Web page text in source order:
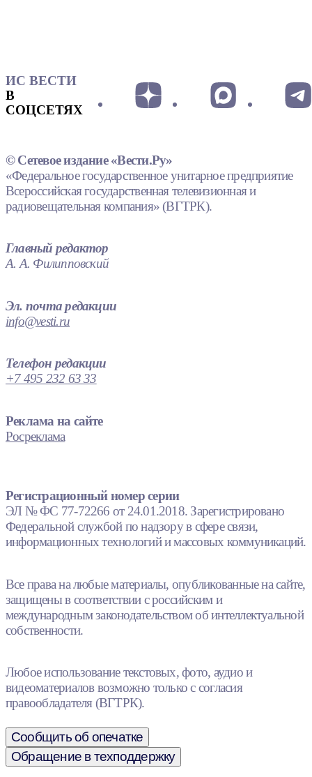
ИС ВЕСТИ
В
СОЦСЕТЯХ
© Сетевое издание «Вести.Ру»
«Федеральное государственное унитарное предприятие
Всероссийская государственная телевизионная и
радиовещательная компания» (ВГТРК).
Главный редактор
А. А. Филипповский
Эл. почта редакции
info@vesti.ru
Телефон редакции
+7 495 232 63 33
Реклама на сайте
Росреклама
Регистрационный номер серии
ЭЛ № ФС 77-72266 от 24.01.2018. Зарегистрировано
Федеральной службой по надзору в сфере связи,
информационных технологий и массовых коммуникаций.
Все права на любые материалы, опубликованные на сайте,
защищены в соответствии с российским и
международным законодательством об интеллектуальной
собственности.
Любое использование текстовых, фото, аудио и
видеоматериалов возможно только с согласия
правообладателя (ВГТРК).
Сообщить об опечатке
Обращение в техподдержку